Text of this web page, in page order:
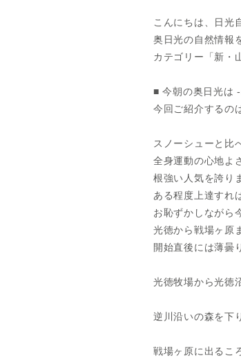
こんにちは、日光
奥日光の自然情報
カテゴリー「新・
■ 今朝の奥日光
今回ご紹介するの
スノーシューと比
全身運動の心地よ
根強い人気を誇り
ある程度上達すれ
お恥ずかしながら
光徳から戦場ヶ原
開始直後には薄曇
光徳牧場から光徳
逆川沿いの森を下
戦場ヶ原に出るこ